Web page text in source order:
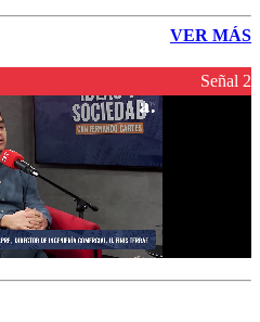
VER MÁS
Señal 2